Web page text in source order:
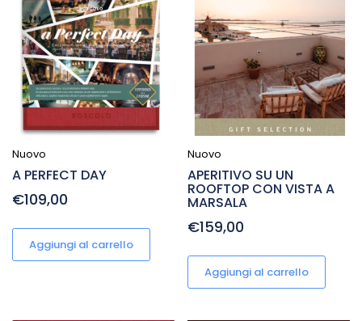
Nuovo
A PERFECT DAY
€109,00
Aggiungi al carrello
Nuovo
APERITIVO SU UN
ROOFTOP CON VISTA A
MARSALA
€159,00
Aggiungi al carrello